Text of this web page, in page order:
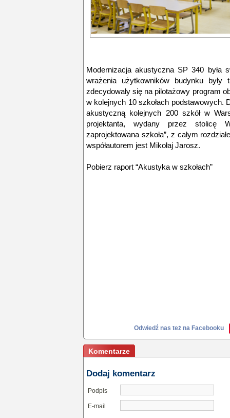
Modernizacja akustyczna SP 340 była
wrażenia użytkowników budynku
zdecydowały się na pilotażowy program
w kolejnych 10 szkołach podstawowych.
akustyczną kolejnych 200 szkół w
projektanta, wydany przez stolicę
zaprojektowana szkoła”, z całym
współautorem jest Mikołaj Jarosz.
Pobierz raport “Akustyka w szkołach”
Odwiedź nas też na Facebooku
Komentarze
Dodaj komentarz
Podpis
E-mail